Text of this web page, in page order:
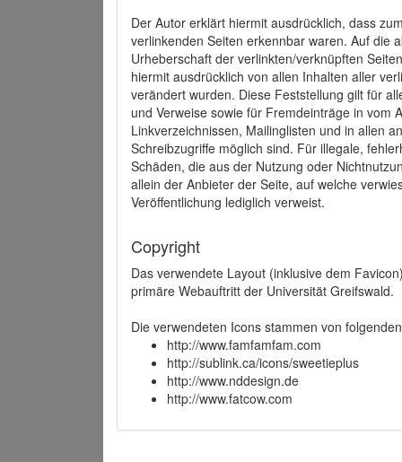
Der Autor erklärt hiermit ausdrücklich, dass
verlinkenden Seiten erkennbar waren. Auf die
Urheberschaft der verlinkten/verknüpften
hiermit ausdrücklich von allen Inhalten aller
verändert wurden. Diese Feststellung gilt für
und Verweise sowie für Fremdeinträge in vom
Linkverzeichnissen, Mailinglisten und in allen
Schreibzugriffe möglich sind. Für illegale,
Schäden, die aus der Nutzung oder
allein der Anbieter der Seite, auf welche
Veröffentlichung lediglich verweist.
Copyright
Das verwendete Layout (inklusive dem
primäre Webauftritt der Universität Greifswald.
Die verwendeten Icons stammen von
http://www.famfamfam.com
http://sublink.ca/icons/sweetieplus
http://www.nddesign.de
http://www.fatcow.com